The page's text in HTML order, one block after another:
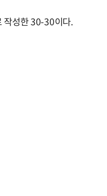
작성한 30-30이다.